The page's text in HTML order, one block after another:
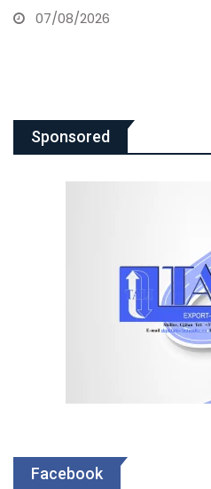
Sponsored
Facebook